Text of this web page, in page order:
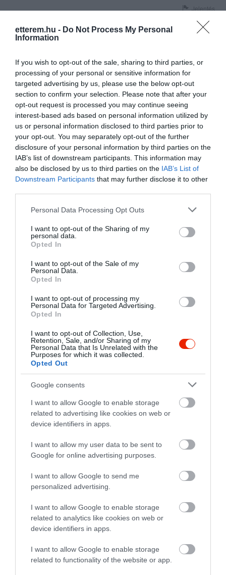
etterem.hu - Do Not Process My Personal
Information
If you wish to opt-out of the sale, sharing to third parties, or
processing of your personal or sensitive information for
targeted advertising by us, please use the below opt-out
section to confirm your selection. Please note that after your
opt-out request is processed you may continue seeing
interest-based ads based on personal information utilized by
us or personal information disclosed to third parties prior to
your opt-out. You may separately opt-out of the further
disclosure of your personal information by third parties on the
IAB’s list of downstream participants. This information may
also be disclosed by us to third parties on the IAB’s List of
Downstream Participants that may further disclose it to other
Please note that this website/app uses one or more Google
not limited to your visit or usage behaviour. You may click to
grant or deny consent to Google and its third-party tags to
use your data for below specified purposes in below Google
consent section.
Personal Data Processing Opt Outs
I want to opt-out of the Sharing of my
personal data.
Opted In
I want to opt-out of the Sale of my
Personal Data.
Opted In
I want to opt-out of processing my
Personal Data for Targeted Advertising.
Opted In
I want to opt-out of Collection, Use,
Retention, Sale, and/or Sharing of my
Personal Data that Is Unrelated with the
Purposes for which it was collected.
Opted Out
Google consents
I want to allow Google to enable storage
related to advertising like cookies on web or
device identifiers in apps.
I want to allow my user data to be sent to
Google for online advertising purposes.
I want to allow Google to send me
personalized advertising.
I want to allow Google to enable storage
related to analytics like cookies on web or
device identifiers in apps.
I want to allow Google to enable storage
related to functionality of the website or app.
Jelentés
Nagybányai Istvan
2023. Augusztus 6.
perc még elkészült a két
személyes tál nagyon kevés
volt éhesek maradtunk
izetelen volt 4csik csülök
borzas szelet fele csak planir
volt, és kb 2.5 kanál lecsós
csikra vágott pörkölt féle...16
ezer volt két szörpel..soha
többet nem megyek, nem
ajánlom
Fülöp Orsolya
2021. Június 26.
Csalódás volt az étterem: a
közben az utánunk érkezett
törzsvendégek már az italukat
felénk se nézett.... a tanulónak
jeleztük, hogy szeretnénk italt
se tudott szólalni, ekkor jött az
asztalunkhoz a pincér, aki az
italrendeléssel együtt egyből
az ételt is fel tudta venni
Jelentés
2020. Február 2.
Csalódás volt...
Asztalfoglalással érkeztünk,
egy órát várakoztunk a
minősíthetetlen volt, a
sültzöldséges köret sült
paradicsom szeletből állt. A
narancsos palacsintaban a
volt. (Kb. a narancsot
kifacsarom, a megmaradt